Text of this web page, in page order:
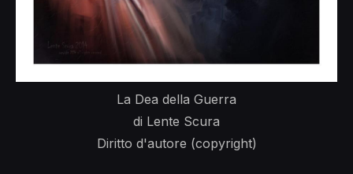
La Dea della Guerra
di Lente Scura
Diritto d'autore (copyright)